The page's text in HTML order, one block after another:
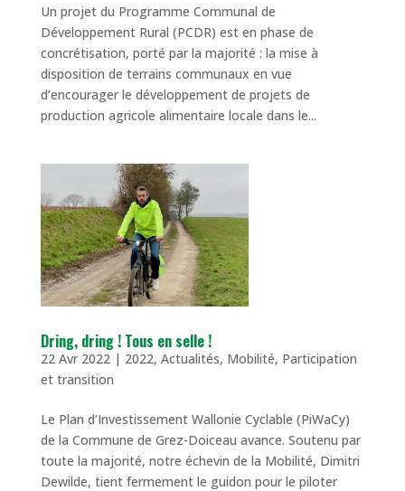
Un projet du Programme Communal de
Développement Rural (PCDR) est en phase de
concrétisation, porté par la majorité : la mise à
disposition de terrains communaux en vue
d’encourager le développement de projets de
production agricole alimentaire locale dans le...
Dring, dring ! Tous en selle !
22 Avr 2022| 2022, Actualités, Mobilité, Participation
et transition
Le Plan d’Investissement Wallonie Cyclable (PiWaCy)
de la Commune de Grez-Doiceau avance. Soutenu par
toute la majorité, notre échevin de la Mobilité, Dimitri
Dewilde, tient fermement le guidon pour le piloter